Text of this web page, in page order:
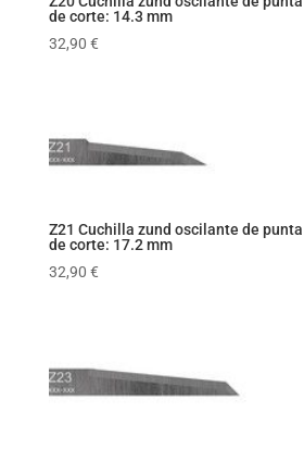
de corte: 14.3 mm
32,90 €
Z21 Cuchilla zund oscilante de
de corte: 17.2 mm
32,90 €